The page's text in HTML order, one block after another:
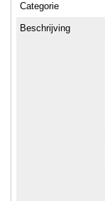
Categorie
Beschrijving